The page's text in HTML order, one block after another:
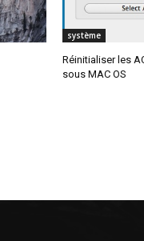
système
Réinitialiser les
sous MAC OS